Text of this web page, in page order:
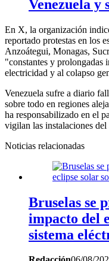
Venezuela y
En X, la organización
reportado protestas en los
Anzoátegui, Monagas,
"constantes y prolongadas
electricidad y al colapso
Venezuela sufre a diario
sobre todo en regiones
ha responsabilizado en el
vigilan las instalaciones del
Noticias relacionadas
Bruselas se
impacto del
sistema